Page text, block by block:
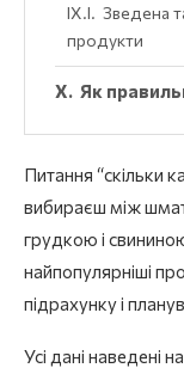
Зведена
продукти
Як
Питання “скільки
вибираєш між
грудкою і
найпопулярніші
підрахунку і
Усі дані наведені